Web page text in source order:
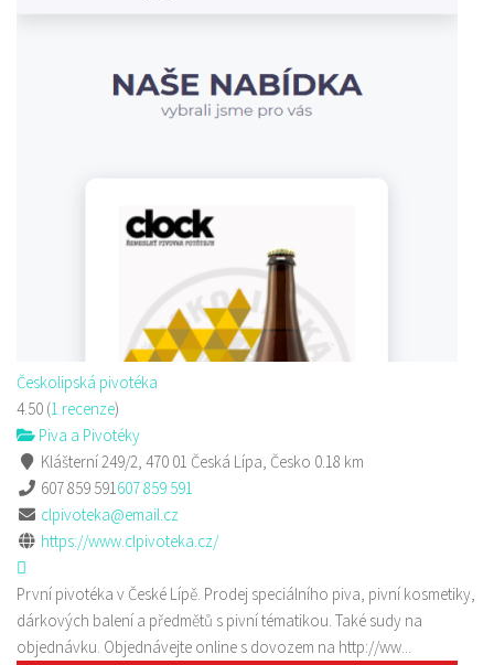
Českolipská pivotéka
4.50 (1 recenze)
Piva a Pivotéky
Klášterní 249/2, 470 01 Česká Lípa, Česko 0.18 km
607 859 591607 859 591
clpivoteka@email.cz
https://www.clpivoteka.cz/
První pivotéka v České Lípě. Prodej speciálního piva, pivní kosmetiky,
dárkových balení a předmětů s pivní tématikou. Také sudy na
objednávku. Objednávejte online s dovozem na http://ww...